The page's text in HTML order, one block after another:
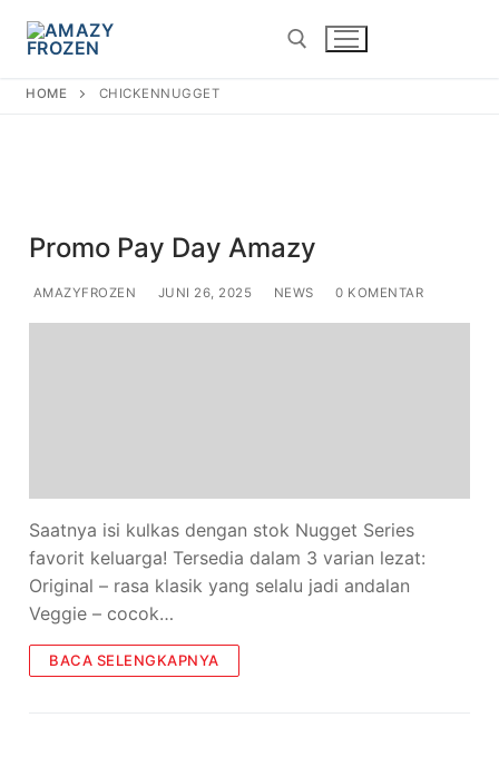
ChickenNugget
HOME CHICKENNUGGET
Promo Pay Day Amazy
AMAZYFROZEN JUNI 26, 2025 NEWS 0 KOMENTAR
Saatnya isi kulkas dengan stok Nugget Series
favorit keluarga! Tersedia dalam 3 varian lezat:
Original – rasa klasik yang selalu jadi andalan
Veggie – cocok…
BACA SELENGKAPNYA